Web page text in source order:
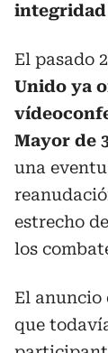
El pasado
Unido ya
Mayor de
una
estrecho
los
El anuncio
que